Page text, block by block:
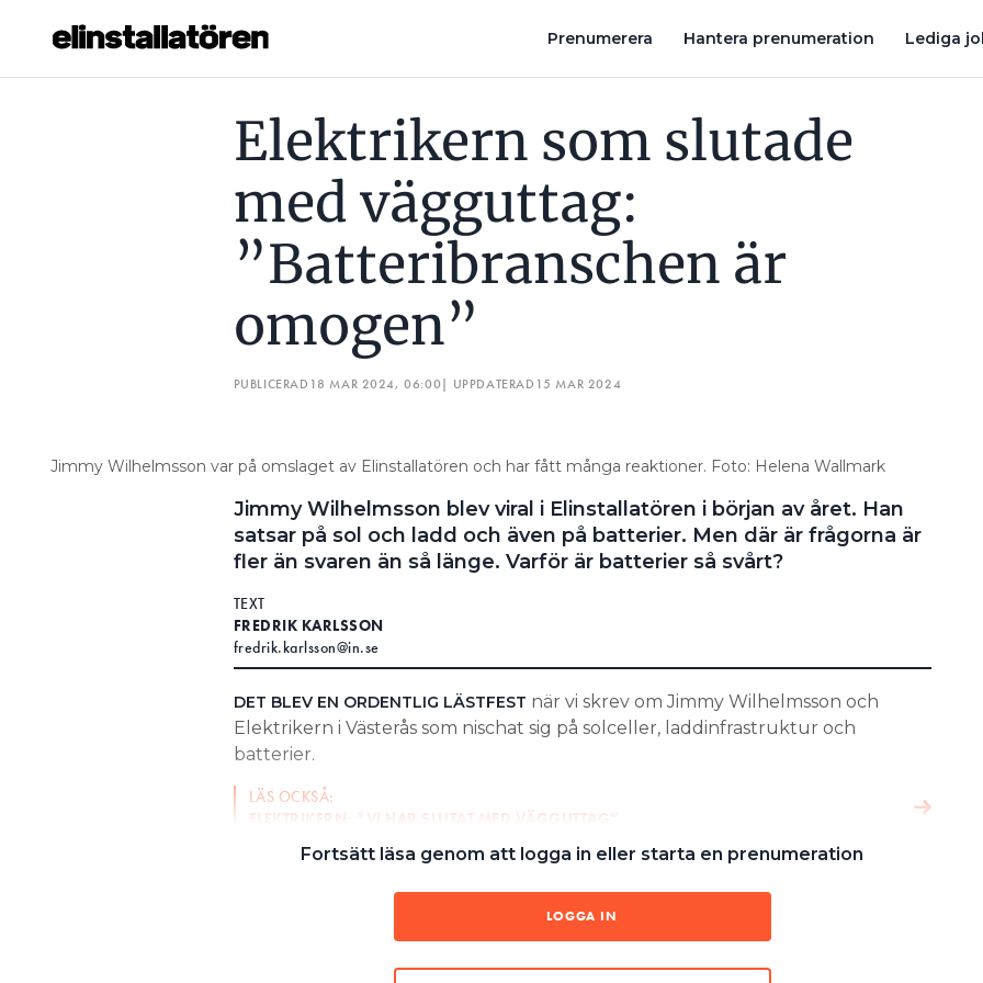
Prenumerera Hantera prenumeration Lediga
Hantera prenumeration
Personuppgifter
Elektrikern som slutade
med vägguttag:
”Batteribranschen är
omogen”
PUBLICERAD 18 MAR 2024, 06:00| UPPDATERAD 15 MAR 2024
Jimmy Wilhelmsson var på omslaget av Elinstallatören och har fått många reaktioner. Foto: Helena Wallmark
Jimmy Wilhelmsson blev viral i Elinstallatören i början av året. Han
satsar på sol och ladd och även på batterier. Men där är frågorna är
fler än svaren än så länge. Varför är batterier så svårt?
TEXT
FREDRIK KARLSSON
fredrik.karlsson@in.se
DET BLEV EN ORDENTLIG LÄSTFEST när vi skrev om Jimmy Wilhelmsson och
Elektrikern i Västerås som nischat sig på solceller, laddinfrastruktur och
batterier.
LÄS OCKSÅ:
ELEKTRIKERN: ”VI HAR SLUTAT MED VÄGGUTTAG”
LÄS OCKSÅ:
– Det ringde bland annat en taxiåkare från Heby som läst om oss och undrade
om vi kunde hjälpa dem med elbilsladdning. Så det kan bli en affär.
Fortsätt läsa genom att logga in eller starta en prenumeration
LOGGA IN
ELEKTRIKERN SOM SLUTADE MED VÄGGUTTAG: ”BATTERIBRANSCHEN ÄR OMOGEN” EN TEKNIK GÅR MOT TRENDEN OCH